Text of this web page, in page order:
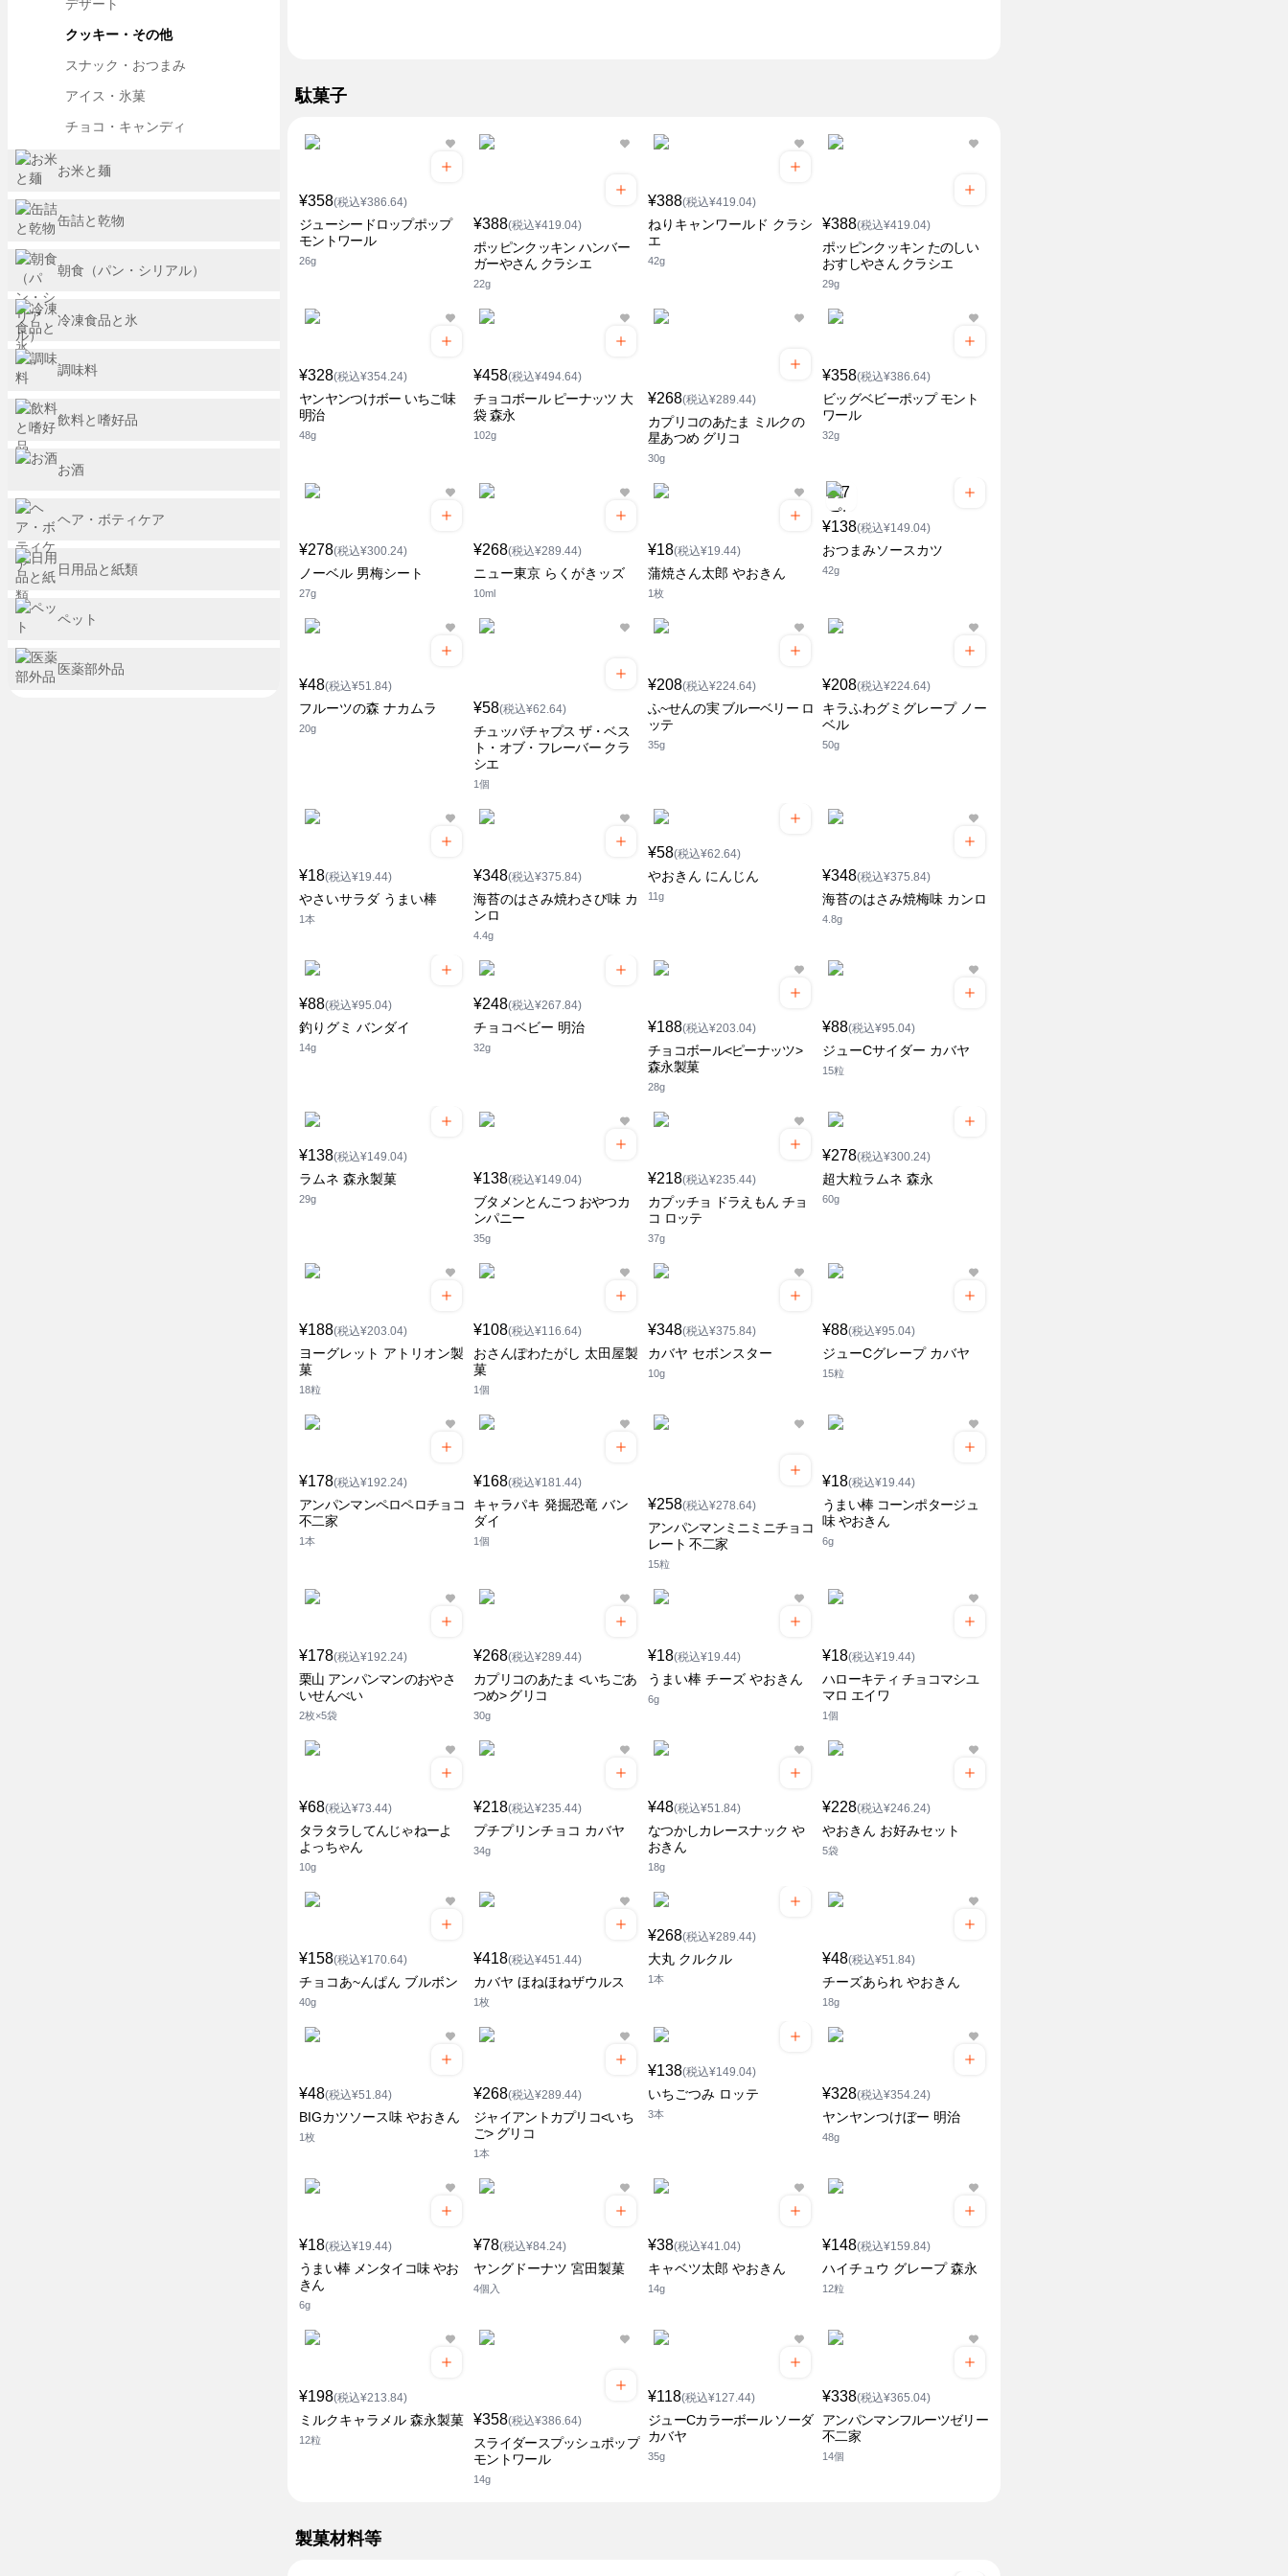
駄菓子
¥358(税込¥386.64)
ジューシードロップポップ
モントワール
26g
¥388(税込¥419.04)
ポッピンクッキン ハンバー
ガーやさん クラシエ
22g
¥388(税込¥419.04)
ねりキャンワールド クラシ
エ
42g
¥388(税込¥419.04)
ポッピンクッキン たのしい
おすしやさん クラシエ
29g
¥328(税込¥354.24)
ヤンヤンつけボー いちご味
明治
48g
¥458(税込¥494.64)
チョコボール ピーナッツ 大
袋 森永
102g
¥268(税込¥289.44)
カプリコのあたま ミルクの
星あつめ グリコ
30g
¥358(税込¥386.64)
ビッグベビーポップ モント
ワール
32g
¥278(税込¥300.24)
ノーベル 男梅シート
27g
¥268(税込¥289.44)
ニュー東京 らくがきッズ
10ml
¥18(税込¥19.44)
蒲焼さん太郎 やおきん
1枚
¥138(税込¥149.04)
おつまみソースカツ
42g
¥48(税込¥51.84)
フルーツの森 ナカムラ
20g
¥58(税込¥62.64)
チュッパチャプス ザ・ベス
ト・オブ・フレーバー クラ
シエ
1個
¥208(税込¥224.64)
ふ~せんの実 ブルーベリー ロ
ッテ
35g
¥208(税込¥224.64)
キラふわグミグレープ ノー
ベル
50g
¥18(税込¥19.44)
やさいサラダ うまい棒
1本
¥348(税込¥375.84)
海苔のはさみ焼わさび味 カ
ンロ
4.4g
¥58(税込¥62.64)
やおきん にんじん
11g
¥348(税込¥375.84)
海苔のはさみ焼梅味 カンロ
4.8g
¥88(税込¥95.04)
釣りグミ バンダイ
14g
¥248(税込¥267.84)
チョコベビー 明治
32g
¥188(税込¥203.04)
チョコボール<ピーナッツ>
森永製菓
28g
¥88(税込¥95.04)
ジューCサイダー カバヤ
15粒
¥138(税込¥149.04)
ラムネ 森永製菓
29g
¥138(税込¥149.04)
ブタメンとんこつ おやつカ
ンパニー
35g
¥218(税込¥235.44)
カプッチョ ドラえもん チョ
コ ロッテ
37g
¥278(税込¥300.24)
超大粒ラムネ 森永
60g
¥188(税込¥203.04)
ヨーグレット アトリオン製
菓
18粒
¥108(税込¥116.64)
おさんぽわたがし 太田屋製
菓
1個
¥348(税込¥375.84)
カバヤ セボンスター
10g
¥88(税込¥95.04)
ジューCグレープ カバヤ
15粒
¥178(税込¥192.24)
アンパンマンペロペロチョコ
不二家
1本
¥168(税込¥181.44)
キャラパキ 発掘恐竜 バン
ダイ
1個
¥258(税込¥278.64)
アンパンマンミニミニチョコ
レート 不二家
15粒
¥18(税込¥19.44)
うまい棒 コーンポタージュ
味 やおきん
6g
¥178(税込¥192.24)
栗山 アンパンマンのおやさ
いせんべい
2枚×5袋
¥268(税込¥289.44)
カプリコのあたま <いちごあ
つめ> グリコ
30g
¥18(税込¥19.44)
うまい棒 チーズ やおきん
6g
¥18(税込¥19.44)
ハローキティ チョコマシユ
マロ エイワ
1個
¥68(税込¥73.44)
タラタラしてんじゃねーよ
よっちゃん
10g
¥218(税込¥235.44)
プチプリンチョコ カバヤ
34g
¥48(税込¥51.84)
なつかしカレースナック や
おきん
18g
¥228(税込¥246.24)
やおきん お好みセット
5袋
¥158(税込¥170.64)
チョコあ~んぱん ブルボン
40g
¥418(税込¥451.44)
カバヤ ほねほねザウルス
1枚
¥268(税込¥289.44)
大丸 クルクル
1本
¥48(税込¥51.84)
チーズあられ やおきん
18g
¥48(税込¥51.84)
BIGカツソース味 やおきん
1枚
¥268(税込¥289.44)
ジャイアントカプリコ<いち
ご> グリコ
1本
¥138(税込¥149.04)
いちごつみ ロッテ
3本
¥328(税込¥354.24)
ヤンヤンつけぼー 明治
48g
¥18(税込¥19.44)
うまい棒 メンタイコ味 やお
きん
6g
¥78(税込¥84.24)
ヤングドーナツ 宮田製菓
4個入
¥38(税込¥41.04)
キャベツ太郎 やおきん
14g
¥148(税込¥159.84)
ハイチュウ グレープ 森永
12粒
¥198(税込¥213.84)
ミルクキャラメル 森永製菓
12粒
¥358(税込¥386.64)
スライダースプッシュポップ
モントワール
14g
¥118(税込¥127.44)
ジューCカラーボール ソーダ
カバヤ
35g
¥338(税込¥365.04)
アンパンマンフルーツゼリー
不二家
14個
製菓材料等
デザート
クッキー・その他
スナック・おつまみ
アイス・氷菓
チョコ・キャンディ
お米と麺
缶詰と乾物
朝食（パン・シリアル）
冷凍食品と氷
調味料
飲料と嗜好品
お酒
ヘア・ボティケア
日用品と紙類
ペット
医薬部外品